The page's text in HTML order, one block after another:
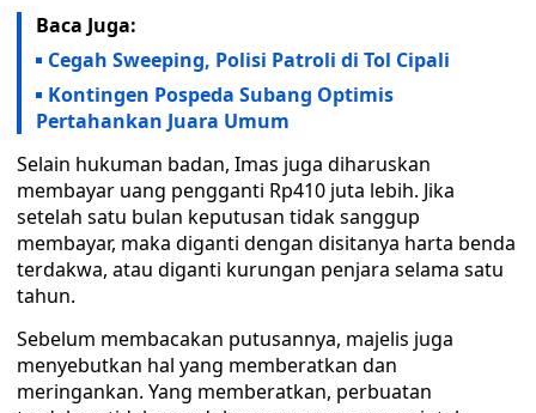
Baca Juga:
Cegah Sweeping, Polisi Patroli di Tol Cipali
Kontingen Pospeda Subang Optimis
Pertahankan Juara Umum
Selain hukuman badan, Imas juga diharuskan
membayar uang pengganti Rp410 juta lebih. Jika
setelah satu bulan keputusan tidak sanggup
membayar, maka diganti dengan disitanya harta benda
terdakwa, atau diganti kurungan penjara selama satu
tahun.
Sebelum membacakan putusannya, majelis juga
menyebutkan hal yang memberatkan dan
meringankan. Yang memberatkan, perbuatan